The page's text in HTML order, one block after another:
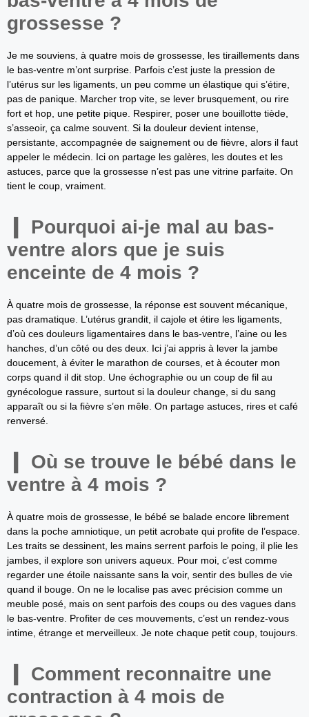
grossesse ?
Je me souviens, à quatre mois de grossesse, les tiraillements dans
le bas-ventre m’ont surprise. Parfois c’est juste la pression de
l’utérus sur les ligaments, un peu comme un élastique qui s’étire,
pas de panique. Marcher trop vite, se lever brusquement, ou rire
fort et hop, une petite pique. Respirer, poser une bouillotte tiède,
s’asseoir, ça calme souvent. Si la douleur devient intense,
persistante, accompagnée de saignement ou de fièvre, alors il faut
appeler le médecin. Ici on partage les galères, les doutes et les
astuces, parce que la grossesse n’est pas une vitrine parfaite. On
tient le coup, vraiment.
Pourquoi ai-je mal au bas-
ventre alors que je suis
enceinte de 4 mois ?
À quatre mois de grossesse, la réponse est souvent mécanique,
pas dramatique. L’utérus grandit, il cajole et étire les ligaments,
d’où ces douleurs ligamentaires dans le bas-ventre, l’aine ou les
hanches, d’un côté ou des deux. Ici j’ai appris à lever la jambe
doucement, à éviter le marathon de courses, et à écouter mon
corps quand il dit stop. Une échographie ou un coup de fil au
gynécologue rassure, surtout si la douleur change, si du sang
apparaît ou si la fièvre s’en mêle. On partage astuces, rires et café
renversé.
Où se trouve le bébé dans le
ventre à 4 mois ?
À quatre mois de grossesse, le bébé se balade encore librement
dans la poche amniotique, un petit acrobate qui profite de l’espace.
Les traits se dessinent, les mains serrent parfois le poing, il plie les
jambes, il explore son univers aqueux. Pour moi, c’est comme
regarder une étoile naissante sans la voir, sentir des bulles de vie
quand il bouge. On ne le localise pas avec précision comme un
meuble posé, mais on sent parfois des coups ou des vagues dans
le bas-ventre. Profiter de ces mouvements, c’est un rendez-vous
intime, étrange et merveilleux. Je note chaque petit coup, toujours.
Comment reconnaitre une
contraction à 4 mois de